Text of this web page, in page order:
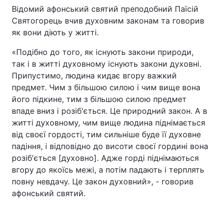
Головна Війна
Україна
Економіка Світ
Спорт Наука
Техно і зв'язок Лайт
Зброя Інциденти
Відомий афонський святий преподобний Паїсій
Святогорець вчив духовним законам та говорив
як вони діють у житті.
«Подібно до того, як існують закони природи,
так і в житті духовному існують закони духовні.
Припустимо, людина кидає вгору важкий
предмет. Чим з більшою силою і чим вище вона
його підкине, тим з більшою силою предмет
впаде вниз і розіб'ється. Це природний закон. А в
житті духовному, чим вище людина піднімається
від своєї гордості, тим сильніше буде її духовне
падіння, і відповідно до висоти своєї гордині вона
розіб'ється [духовно]. Адже горді піднімаються
вгору до якоїсь межі, а потім падають і терплять
повну невдачу. Це закон духовний», - говорив
афонський святий.